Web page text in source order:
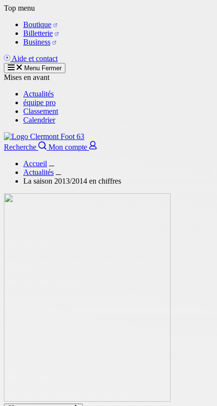
Aller
contenu
principal
Top menu
Boutique
Billetterie
Business
Aide et contact
Menu Fermer
Mises en avant
Actualités
équipe pro
Classement
Calendrier
Recherche
Mon compte
Accueil
Actualités
La saison 2013/2014 en chiffres